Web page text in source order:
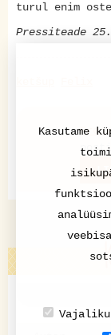
turul enim
Pressiteade
Kasutame